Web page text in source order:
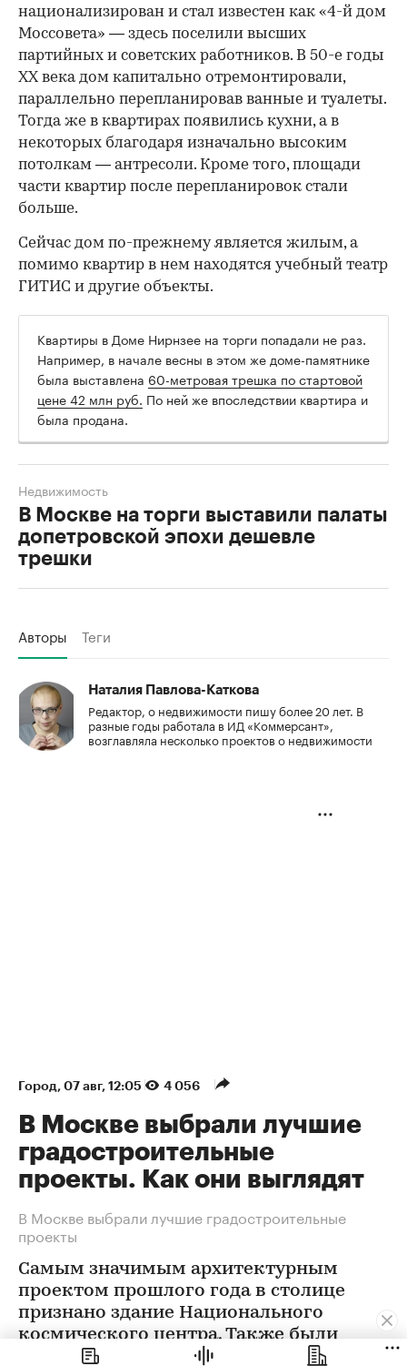
национализирован и стал известен как «4-й дом
Моссовета» — здесь поселили высших
партийных и советских работников. В 50-е годы
ХХ века дом капитально отремонтировали,
параллельно перепланировав ванные и туалеты.
Тогда же в квартирах появились кухни, а в
некоторых благодаря изначально высоким
потолкам — антресоли. Кроме того, площади
части квартир после перепланировок стали
больше.
Сейчас дом по-прежнему является жилым, а
помимо квартир в нем находятся учебный театр
ГИТИС и другие объекты.
Квартиры в Доме Нирнзее на торги попадали не раз.
Например, в начале весны в этом же доме-памятнике
была выставлена 60-метровая трешка по стартовой
цене 42 млн руб. По ней же впоследствии квартира и
была продана.
В Москве на торги выставили палаты
допетровской эпохи дешевле
трешки
Недвижимость
Авторы Теги
Наталия Павлова-Каткова
Редактор, о недвижимости пишу более 20 лет. В
разные годы работала в ИД «Коммерсант»,
возглавляла несколько проектов о недвижимости
Город⁠, 07 авг, 12:05 4 056
В Москве выбрали лучшие
градостроительные
проекты. Как они выглядят
В Москве выбрали лучшие градостроительные
проекты
Самым значимым архитектурным
проектом прошлого года в столице
признано здание Национального
космического центра. Также были
определены победители еще в 12